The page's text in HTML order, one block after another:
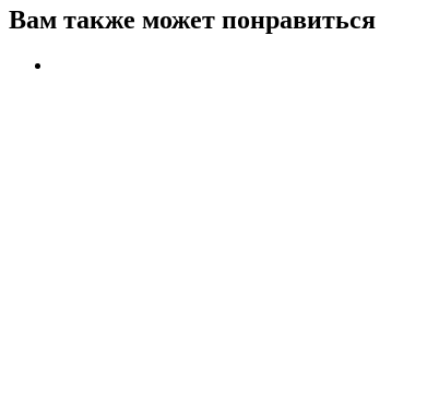
Вам также может понравиться